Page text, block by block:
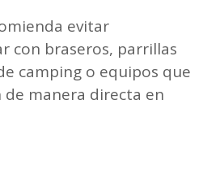
evitar
con braseros, parrillas
camping o equipos que
manera directa en